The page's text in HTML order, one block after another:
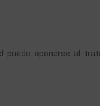
puede oponerse al